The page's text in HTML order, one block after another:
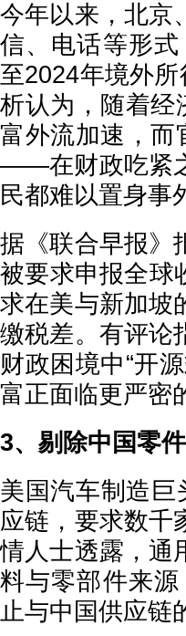
今年以来，北京
信、电话等形
至2024年境外
析认为，随着经
富外流加速，而
——在财政吃紧
民都难以置身事
据《联合早报》
被要求申报全球
求在美与新加坡
缴税差。有评论
财政困境中“开
富正面临更严密
3、剔除中国零
美国汽车制造巨
应链，要求数千
情人士透露，通
料与零部件来
止与中国供应链